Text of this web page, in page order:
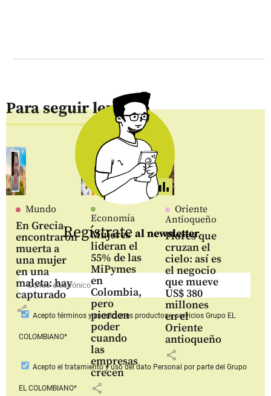
Para seguir leyendo
Mundo
En Grecia
encontraron
muerta a
una mujer
en una
maleta: hay
capturado
share
Economía
Mujeres
lideran el
55% de las
MiPymes
en
Colombia,
pero
pierden
poder
cuando
las
empresas
crecen
share
Oriente
Antioqueño
Flores que
cruzan el
cielo: así es
el negocio
que mueve
US$ 380
millones
en el
Oriente
antioqueño
share
Regístrate al newsletter
Aceptotérminos y condiciones productos y serviciosGrupo EL
COLOMBIANO*
Acepto el tratamiento y uso del dato Personal por parte del Grupo
EL COLOMBIANO*